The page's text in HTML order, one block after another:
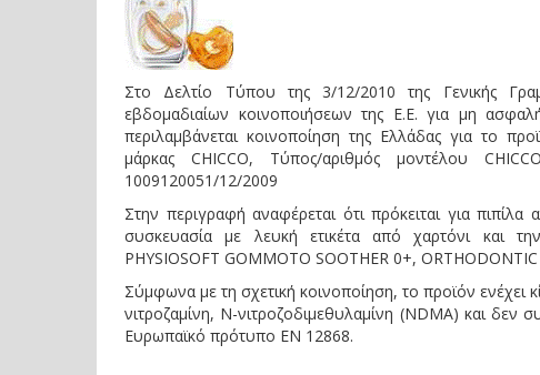
Στο Δελτίο Τύπου της 3/12/2010 της Γενικής
εβδομαδιαίων κοινοποιήσεων της Ε.Ε. για μη
περιλαμβάνεται κοινοποίηση της Ελλάδας για το
μάρκας CHICCO, Τύπος/αριθμός μοντέλου
1009120051/12/2009
Στην περιγραφή αναφέρεται ότι πρόκειται για
συσκευασία με λευκή ετικέτα από χαρτόνι και
PHYSIOSOFT GOMMOTO SOOTHER 0+, ORTHODONTIC
Σύμφωνα με τη σχετική κοινοποίηση, το προϊόν ενέχει
νιτροζαμίνη, Ν-νιτροζοδιμεθυλαμίνη (NDMA) και
Ευρωπαϊκό πρότυπο EN 12868.